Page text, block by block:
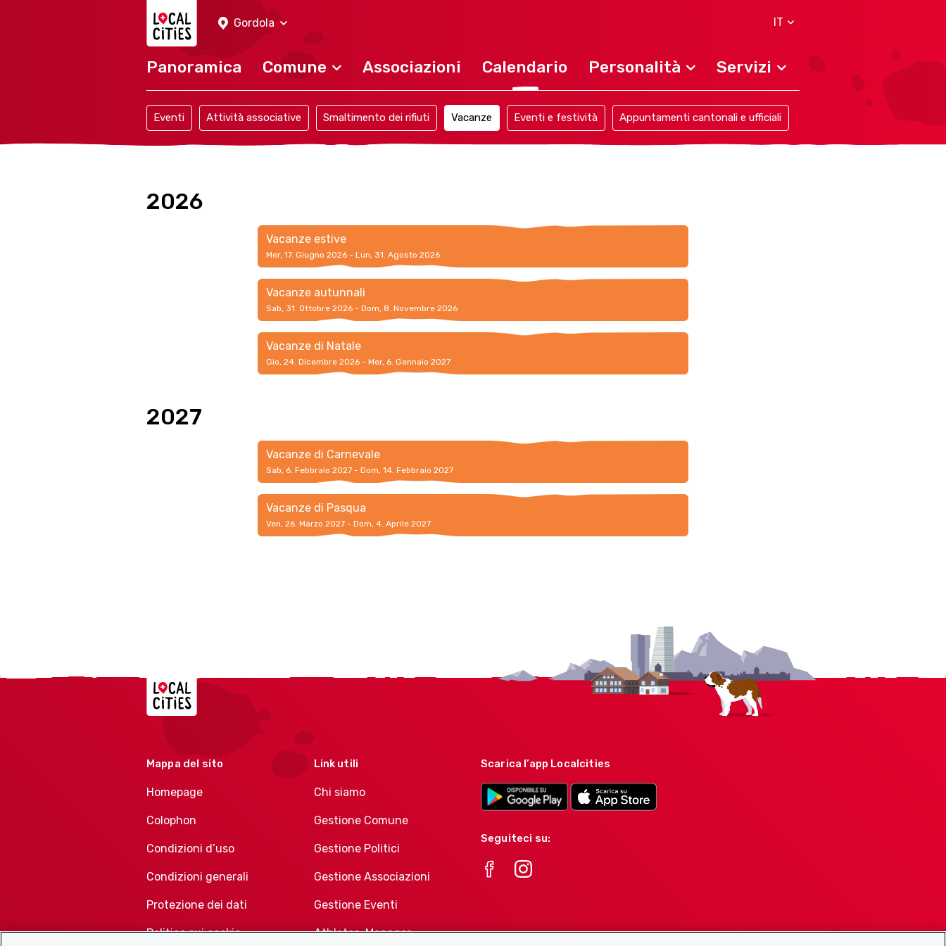
Gordola
IT
Panoramica Comune Associazioni Calendario Personalità Servizi
Eventi Attività associative Smaltimento dei rifiuti Vacanze Eventi e festività Appuntamenti cantonali e ufficiali
2026
Vacanze estive
Mer, 17. Giugno 2026 - Lun, 31. Agosto 2026
Vacanze autunnali
Sab, 31. Ottobre 2026 - Dom, 8. Novembre 2026
Vacanze di Natale
Gio, 24. Dicembre 2026 - Mer, 6. Gennaio 2027
2027
Vacanze di Carnevale
Sab, 6. Febbraio 2027 - Dom, 14. Febbraio 2027
Vacanze di Pasqua
Ven, 26. Marzo 2027 - Dom, 4. Aprile 2027
Localcities
Mappa del sito
Homepage
Colophon
Condizioni d’uso
Condizioni generali
Protezione dei dati
Politica sui cookie
Link utili
Chi siamo
Gestione Comune
Gestione Politici
Gestione Associazioni
Gestione Eventi
Athletes-Manager
Scarica l’app Localcities
Seguiteci su: